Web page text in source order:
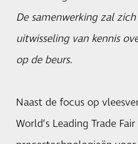
De samenwerking zal
uitwisseling van kennis
op de beurs.
Naast de focus op
World’s Leading Trade